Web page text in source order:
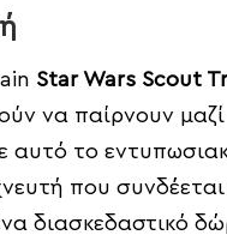
Star Wars Scout
να παίρνουν μαζί
αυτό το
που
διασκεδαστικό